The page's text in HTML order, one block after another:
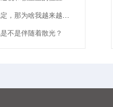
医生说成年后近视基本稳定，那为啥我越来越看不清了？
不是伴随着散光？